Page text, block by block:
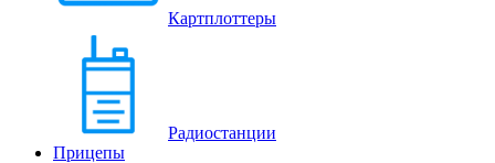
Картплоттеры
Радиостанции
Прицепы